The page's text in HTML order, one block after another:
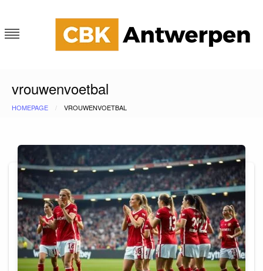
content
vrouwenvoetbal
HOMEPAGE VROUWENVOETBAL